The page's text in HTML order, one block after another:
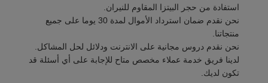
استفادة من حجر البيتزا المقاوم للنيران.
نحن نقدم ضمان استرداد الأموال لمدة 30 يوما على جميع
منتجاتنا.
نحن نقدم دروس مجانية على الانترنت ودلائل لحل المشاكل.
لدينا فريق خدمة عملاء مخصص متاح للإجابة على أي أسئلة قد
تكون لديك.